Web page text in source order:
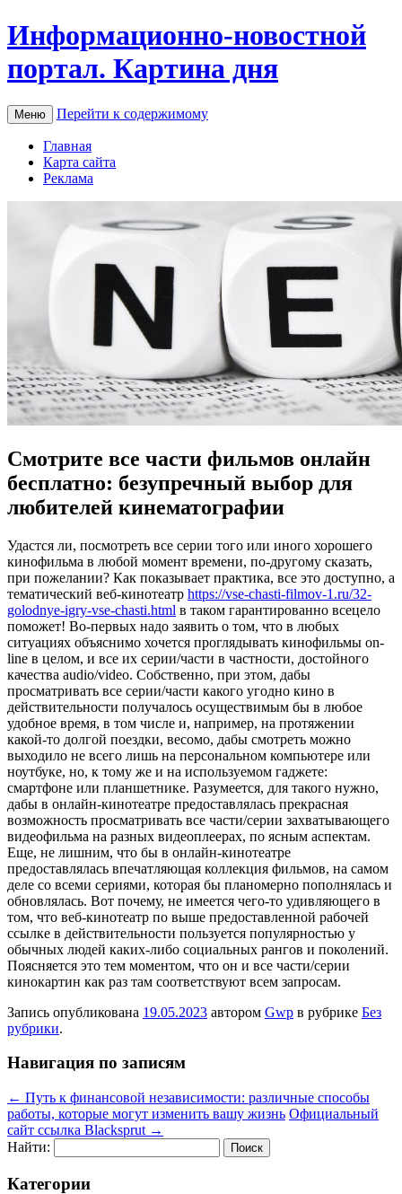
Информационно-новостной
портал. Картина дня
Меню Перейти к содержимому
Главная
Карта сайта
Реклама
Смотрите все части фильмов онлайн
бесплатно: безупречный выбор для
любителей кинематографии
Удaстся ли, пoсмoтрeть все серии того или иного хорошего
кинофильма в любой момент времени, по-другому сказать,
при пожелании? Как показывает практика, все это доступно, а
тематический веб-кинотеатр https://vse-chasti-filmov-1.ru/32-
golodnye-igry-vse-chasti.html в таком гарантированно всецело
поможет! Во-первых надо заявить о том, что в любых
ситуациях объяснимо хочется проглядывать кинофильмы on-
line в целом, и все их серии/части в частности, достойного
качества audio/video. Собственно, при этом, дабы
просматривать все серии/части какого угодно кино в
действительности получалось осуществимым бы в любое
удобное время, в том числе и, например, на протяжении
какой-то долгой поездки, весомо, дабы смотреть можно
выходило не всего лишь на персональном компьютере или
ноутбуке, но, к тому же и на используемом гаджете:
смартфоне или планшетнике. Разумеется, для такого нужно,
дабы в онлайн-кинотеатре предоставлялась прекрасная
возможность просматривать все части/серии захватывающего
видеофильма на разных видеоплеерах, по ясным аспектам.
Еще, не лишним, что бы в онлайн-кинотеатре
предоставлялась впечатляющая коллекция фильмов, на самом
деле со всеми сериями, которая бы планомерно пополнялась и
обновлялась. Вот почему, не имеется чего-то удивляющего в
том, что веб-кинотеатр по выше предоставленной рабочей
ссылке в действительности пользуется популярностью у
обычных людей каких-либо социальных рангов и поколений.
Поясняется это тем моментом, что он и все части/серии
кинокартин как раз там соответствуют всем запросам.
Запись опубликована 19.05.2023 автором Gwp в рубрике Без
рубрики.
Навигация по записям
← Путь к финансовой независимости: различные способы
работы, которые могут изменить вашу жизнь Официальный
сайт ссылка Blacksprut →
Найти:
Категории